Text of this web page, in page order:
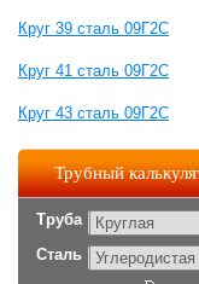
Круг 39 сталь 09Г2С
Круг 41 сталь 09Г2С
Круг 43 сталь 09Г2С
Трубный
Труба
Сталь